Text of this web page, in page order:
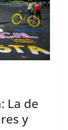
La de
y